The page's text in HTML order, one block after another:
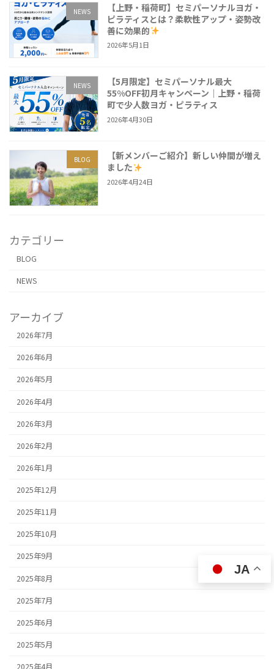
NEWS
【上野・稲荷町】セミパーソナルヨガ・
ピラティスとは？柔軟性アップ・姿勢改
善に効果的
2026年5月1日
NEWS
【5月限定】セミパーソナル最大
55%OFF初月キャンペーン｜上野・稲荷
町で少人数ヨガ・ピラティス
2026年4月30日
BLOG
【新メンバーご紹介】新しい仲間が増え
ました
2026年4月24日
カテゴリー
BLOG
NEWS
アーカイブ
2026年7月
2026年6月
2026年5月
2026年4月
2026年3月
2026年2月
2026年1月
2025年12月
2025年11月
2025年10月
2025年9月
2025年8月
2025年7月
2025年6月
2025年5月
2025年4月
JA